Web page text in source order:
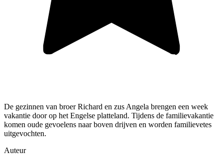
De gezinnen van broer Richard en zus Angela brengen een week
vakantie door op het Engelse platteland. Tijdens de familievakantie
komen oude gevoelens naar boven drijven en worden familievetes
uitgevochten.
Auteur